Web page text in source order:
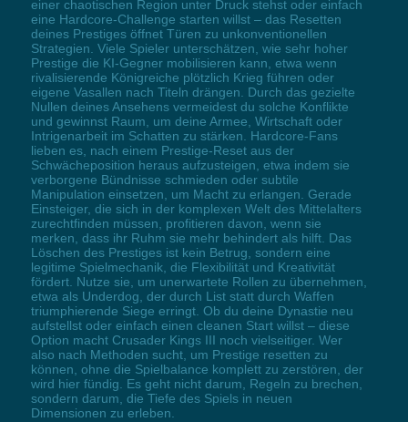
einer chaotischen Region unter Druck stehst oder einfach
eine Hardcore-Challenge starten willst – das Resetten
deines Prestiges öffnet Türen zu unkonventionellen
Strategien. Viele Spieler unterschätzen, wie sehr hoher
Prestige die KI-Gegner mobilisieren kann, etwa wenn
rivalisierende Königreiche plötzlich Krieg führen oder
eigene Vasallen nach Titeln drängen. Durch das gezielte
Nullen deines Ansehens vermeidest du solche Konflikte
und gewinnst Raum, um deine Armee, Wirtschaft oder
Intrigenarbeit im Schatten zu stärken. Hardcore-Fans
lieben es, nach einem Prestige-Reset aus der
Schwächeposition heraus aufzusteigen, etwa indem sie
verborgene Bündnisse schmieden oder subtile
Manipulation einsetzen, um Macht zu erlangen. Gerade
Einsteiger, die sich in der komplexen Welt des Mittelalters
zurechtfinden müssen, profitieren davon, wenn sie
merken, dass ihr Ruhm sie mehr behindert als hilft. Das
Löschen des Prestiges ist kein Betrug, sondern eine
legitime Spielmechanik, die Flexibilität und Kreativität
fördert. Nutze sie, um unerwartete Rollen zu übernehmen,
etwa als Underdog, der durch List statt durch Waffen
triumphierende Siege erringt. Ob du deine Dynastie neu
aufstellst oder einfach einen cleanen Start willst – diese
Option macht Crusader Kings III noch vielseitiger. Wer
also nach Methoden sucht, um Prestige resetten zu
können, ohne die Spielbalance komplett zu zerstören, der
wird hier fündig. Es geht nicht darum, Regeln zu brechen,
sondern darum, die Tiefe des Spiels in neuen
Dimensionen zu erleben.